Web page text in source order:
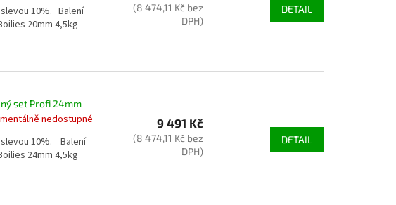
10%. Balení
20mm 4,5kg
(8 474,11 Kč bez
DPH)
DETAIL
set Profi 24mm
nedostupné
10%. Balení
24mm 4,5kg
9 491 Kč
(8 474,11 Kč bez
DPH)
DETAIL